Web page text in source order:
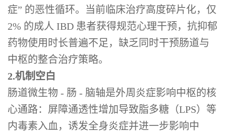
症” 的恶性循环。当前临床治疗高度碎片化，仅
2% 的成人 IBD 患者获得规范心理干预，抗抑郁
药物使用时长普遍不足，缺乏同时干预肠道与
中枢的整合治疗策略。
2.机制空白
肠道微生物 - 肠 - 脑轴是外周炎症影响中枢的核
心通路：屏障通透性增加导致脂多糖（LPS）等
内毒素入血，诱发全身炎症并进一步影响中